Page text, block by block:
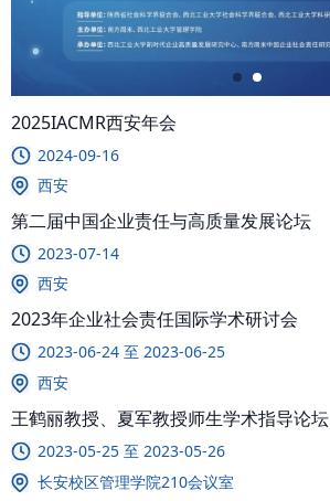
2025IACMR西安年会
2024-09-16
西安
第二届中国企业责任与高质量发展论坛
2023-07-14
西安
2023年企业社会责任国际学术研讨会
2023-06-24 至 2023-06-25
西安
王鹤丽教授、夏军教授师生学术指导论坛
2023-05-25 至 2023-05-26
长安校区管理学院210会议室